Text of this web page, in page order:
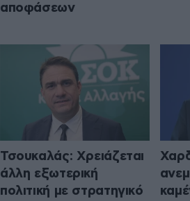
αποφάσεων
Τσουκαλάς: Xρειάζεται
άλλη εξωτερική
πολιτική με στρατηγικό